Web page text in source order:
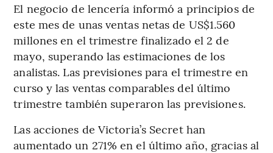
El negocio de lencería informó a principios de
este mes de unas ventas netas de US$1.560
millones en el trimestre finalizado el 2 de
mayo, superando las estimaciones de los
analistas. Las previsiones para el trimestre en
curso y las ventas comparables del último
trimestre también superaron las previsiones.
Las acciones de Victoria’s Secret han
aumentado un 271% en el último año, gracias al